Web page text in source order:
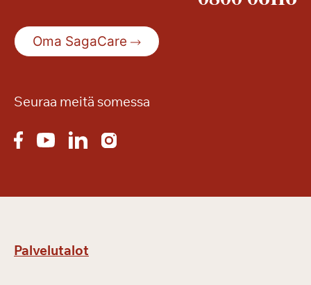
Oma SagaCare
Seuraa meitä somessa
Palvelutalot